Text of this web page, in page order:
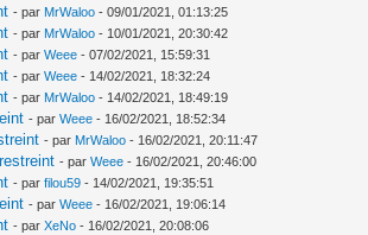
- par MrWaloo - 09/01/2021, 01:13:25
- par MrWaloo - 10/01/2021, 20:30:42
- parWeee - 07/02/2021, 15:59:31
- parWeee - 14/02/2021, 18:32:24
- par MrWaloo - 14/02/2021, 18:49:19
- parWeee - 16/02/2021, 18:52:34
- par MrWaloo - 16/02/2021, 20:11:47
- parWeee - 16/02/2021, 20:46:00
- parfilou59 - 14/02/2021, 19:35:51
- parWeee - 16/02/2021, 19:06:14
- parXeNo - 16/02/2021, 20:08:06